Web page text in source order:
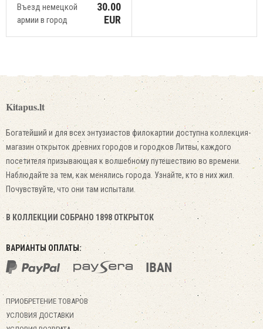
Въезд немецкой
армии в город
30.00
EUR
Kitapus.lt
Богатейший и для всех энтузиастов филокартии доступна коллекция-
магазин открыток древних городов и городков Литвы, каждого
посетителя призывающая к волшебному путешествию во времени.
Наблюдайте за тем, как менялись города. Узнайте, кто в них жил.
Почувствуйте, что они там испытали.
В КОЛЛЕКЦИИ СОБРАНО 1898 ОТКРЫТОК
ВАРИАНТЫ ОПЛАТЫ:
ПРИОБРЕТЕНИЕ ТОВАРОВ
УСЛОВИЯ ДОСТАВКИ